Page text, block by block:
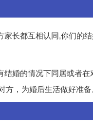
长都互相认同,你们的
结婚的情况下同居或者
，为婚后生活做好准备